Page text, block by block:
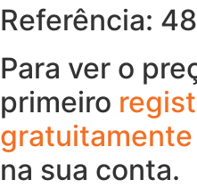
Referência:
Para ver o
primeiro
gratuitamente
na sua conta.